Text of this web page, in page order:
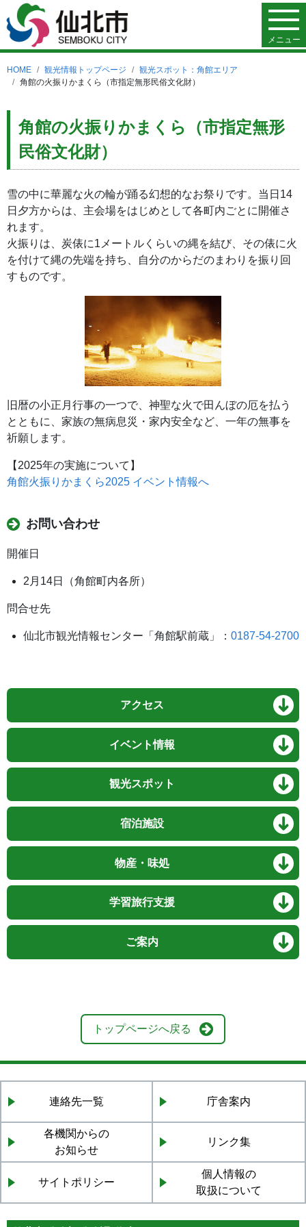
メニュー
HOME 観光情報トップページ
観光スポット：角館エリア
角館の火振りかまくら（市指定無形民俗文化財）
角館の火振りかまくら（市指定無形
民俗文化財）
雪の中に華麗な火の輪が踊る幻想的なお祭りです。当日14
日夕方からは、主会場をはじめとして各町内ごとに開催さ
れます。
火振りは、炭俵に1メートルくらいの縄を結び、その俵に火
を付けて縄の先端を持ち、自分のからだのまわりを振り回
すものです。
旧暦の小正月行事の一つで、神聖な火で田んぼの厄を払う
とともに、家族の無病息災・家内安全など、一年の無事を
祈願します。
【2025年の実施について】
角館火振りかまくら2025 イベント情報へ
お問い合わせ
開催日
2月14日（角館町内各所）
問合せ先
仙北市観光情報センター「角館駅前蔵」： 0187-54-2700
アクセス
イベント情報
観光スポット
宿泊施設
物産・味処
学習旅行支援
ご案内
トップページへ戻る
連絡先一覧 庁舎案内
各機関からの
お知らせ
リンク集
サイトポリシー
個人情報の
取扱について